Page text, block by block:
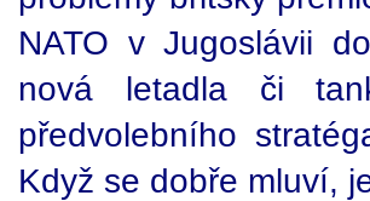
NATO v Jugoslávii
nová letadla či
předvolebního
Když se dobře mluví,